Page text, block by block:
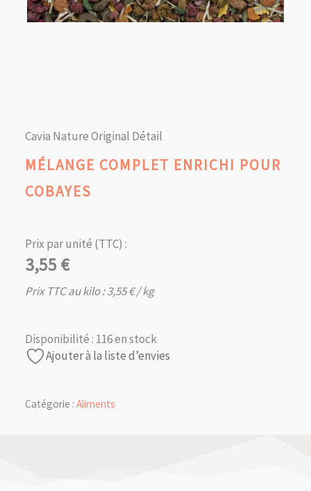
Cavia Nature Original Détail
MÉLANGE COMPLET ENRICHI POUR
COBAYES
Prix par unité (TTC) :
3,55€
Prix TTC au kilo :3,55€/ kg
Disponibilité : 116 en stock
Ajouter à la liste d’envies
Catégorie : Aliments